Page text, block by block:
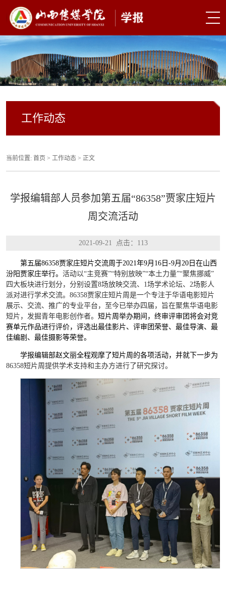
工作动态
当前位置: 首页 > 工作动态 > 正文
学报编辑部人员参加第五届“86358”贾家庄短片
周交流活动
2021-09-21 点击： 113
第五届86358贾家庄短片交流周于2021年9月16日-9月20日在山西
汾阳贾家庄举行。 活动以“主竞赛”“特别放映”“本土力量”“聚焦挪威”
四大板块进行划分，分别设置8场放映交流、1场学术论坛、2场影人
派对进行学术交流。86358贾家庄短片周是一个专注于华语电影短片
展示、交流、推广的专业平台，至今已举办四届，旨在聚焦华语电影
短片，发掘青年电影创作者。 短片周举办期间，终审评审团将会对竞
赛单元作品进行评价，评选出最佳影片、评审团荣誉、最佳导演、最
佳编剧、最佳摄影等荣誉。
学报编辑部赵文丽全程观摩了短片周的各项活动，并就下一步为
86358短片周提供学术支持和主办方进行了研究探讨。